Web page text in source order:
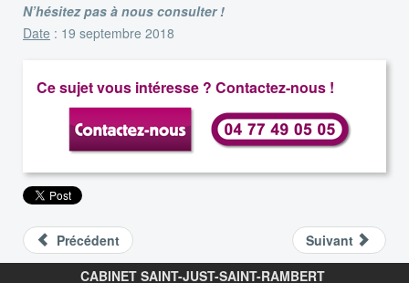
N’hésitez pas à nous consulter !
Date : 19 septembre 2018
Ce sujet vous intéresse ? Contactez-nous !
Précédent
Suivant
CABINET SAINT-JUST-SAINT-RAMBERT